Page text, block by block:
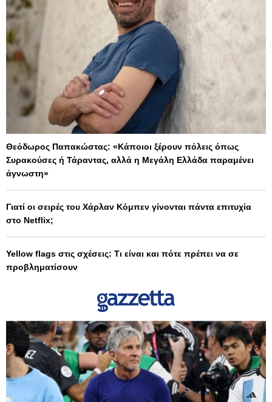
Θεόδωρος Παπακώστας: «Κάποιοι ξέρουν πόλεις όπως
Συρακούσες ή Τάραντας, αλλά η Μεγάλη Ελλάδα παραμένει
άγνωστη»
Γιατί οι σειρές του Χάρλαν Κόμπεν γίνονται πάντα επιτυχία
στο Netflix;
Yellow flags στις σχέσεις: Τι είναι και πότε πρέπει να σε
προβληματίσουν